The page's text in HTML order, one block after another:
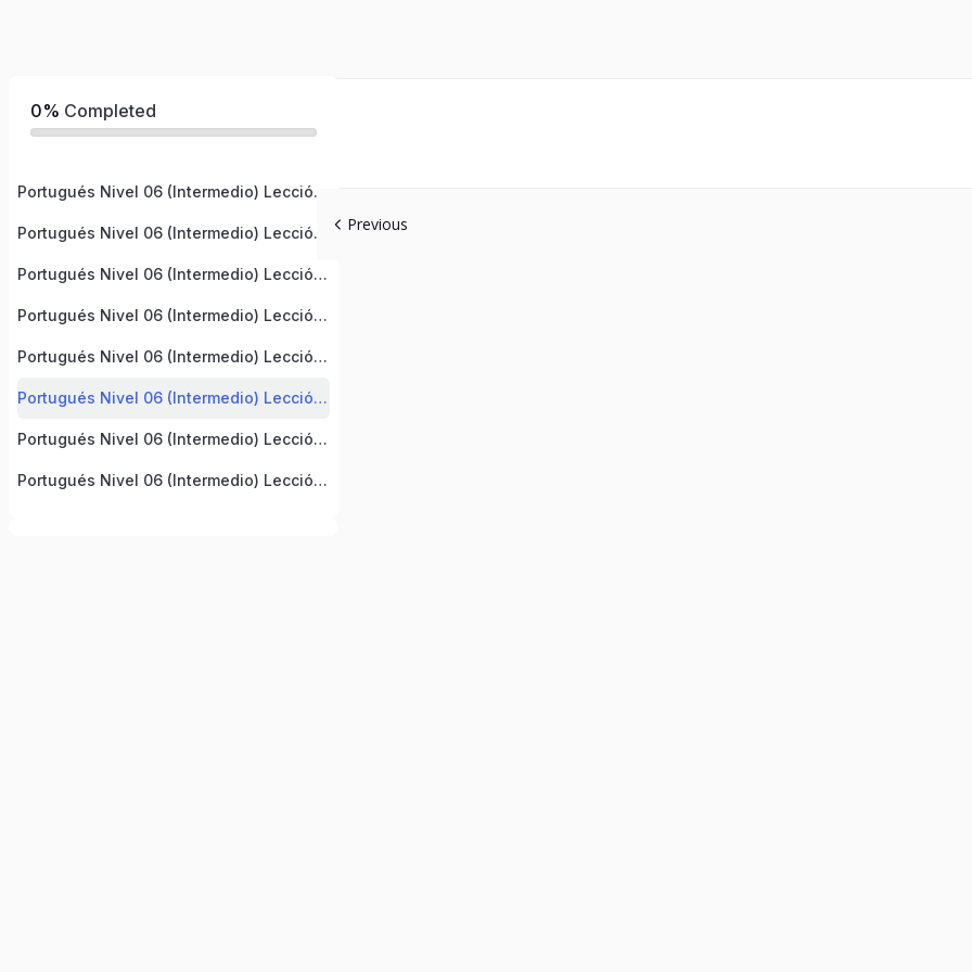
0% Completed
Portugués Nivel 06 (Intermedio) Lección 1
Portugués Nivel 06 (Intermedio) Lección 2
Portugués Nivel 06 (Intermedio) Lección 3
Portugués Nivel 06 (Intermedio) Lección 4
Portugués Nivel 06 (Intermedio) Lección 5
Portugués Nivel 06 (Intermedio) Lección 6
Portugués Nivel 06 (Intermedio) Lección 7
Portugués Nivel 06 (Intermedio) Lección 8
Previous